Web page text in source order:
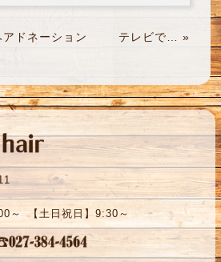
ドネーション テレビで… »
～ 【土日祝日】9:30～